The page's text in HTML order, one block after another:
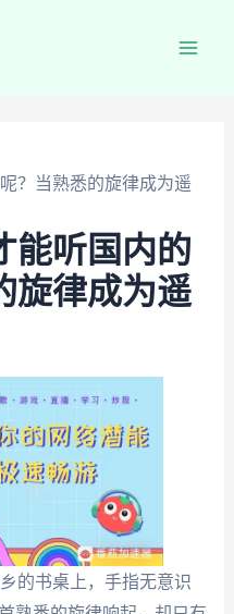
？当熟悉的旋律成为遥
能听国内的
旋律成为遥
的书桌上，手指无意识